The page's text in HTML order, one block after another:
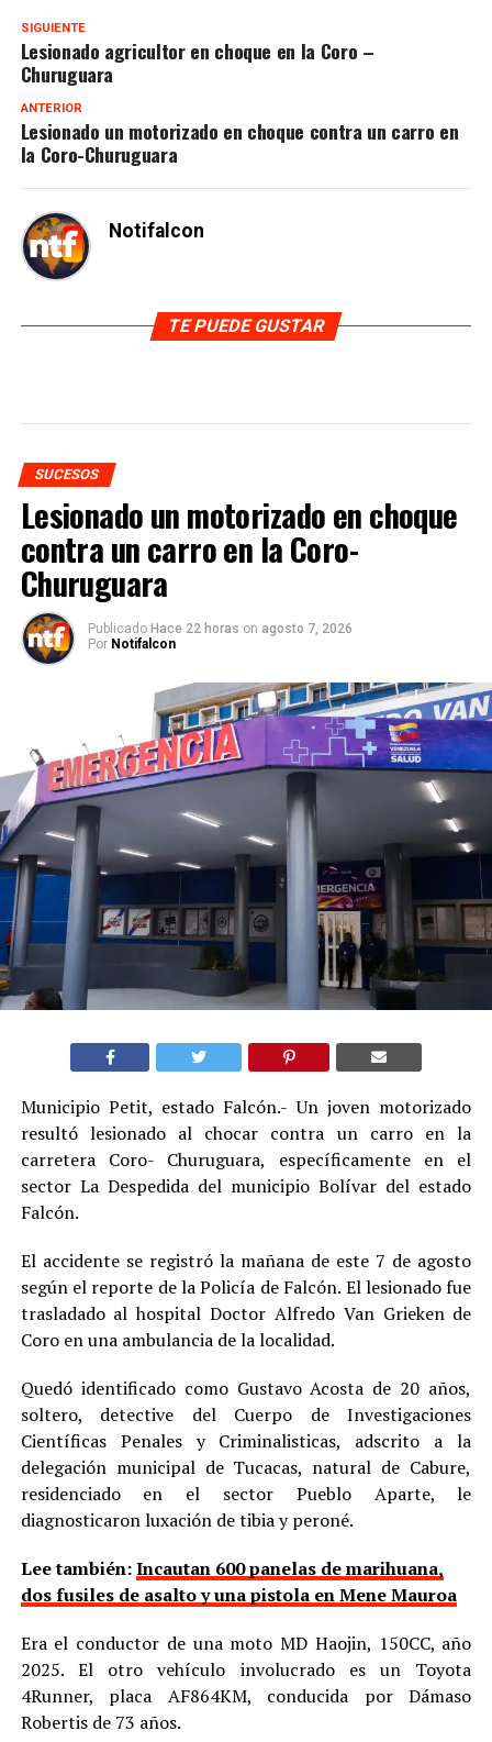
SIGUIENTE
Lesionado agricultor en choque en la Coro –
Churuguara
ANTERIOR
Lesionado un motorizado en choque contra un carro en
la Coro-Churuguara
Notifalcon
TE PUEDE GUSTAR
SUCESOS
Lesionado un motorizado en choque
contra un carro en la Coro-
Churuguara
Publicado Hace 22 horas on agosto 7, 2026
Por Notifalcon
Municipio Petit, estado Falcón.- Un joven motorizado
resultó lesionado al chocar contra un carro en la
carretera Coro- Churuguara, específicamente en el
sector La Despedida del municipio Bolívar del estado
Falcón.
El accidente se registró la mañana de este 7 de agosto
según el reporte de la Policía de Falcón. El lesionado fue
trasladado al hospital Doctor Alfredo Van Grieken de
Coro en una ambulancia de la localidad.
Quedó identificado como Gustavo Acosta de 20 años,
soltero, detective del Cuerpo de Investigaciones
Científicas Penales y Criminalisticas, adscrito a la
delegación municipal de Tucacas, natural de Cabure,
residenciado en el sector Pueblo Aparte, le
diagnosticaron luxación de tibia y peroné.
Lee también:Incautan 600 panelas de marihuana,
dos fusiles de asalto y una pistola en Mene Mauroa
Era el conductor de una moto MD Haojin, 150CC, año
2025. El otro vehículo involucrado es un Toyota
4Runner, placa AF864KM, conducida por Dámaso
Robertis de 73 años.